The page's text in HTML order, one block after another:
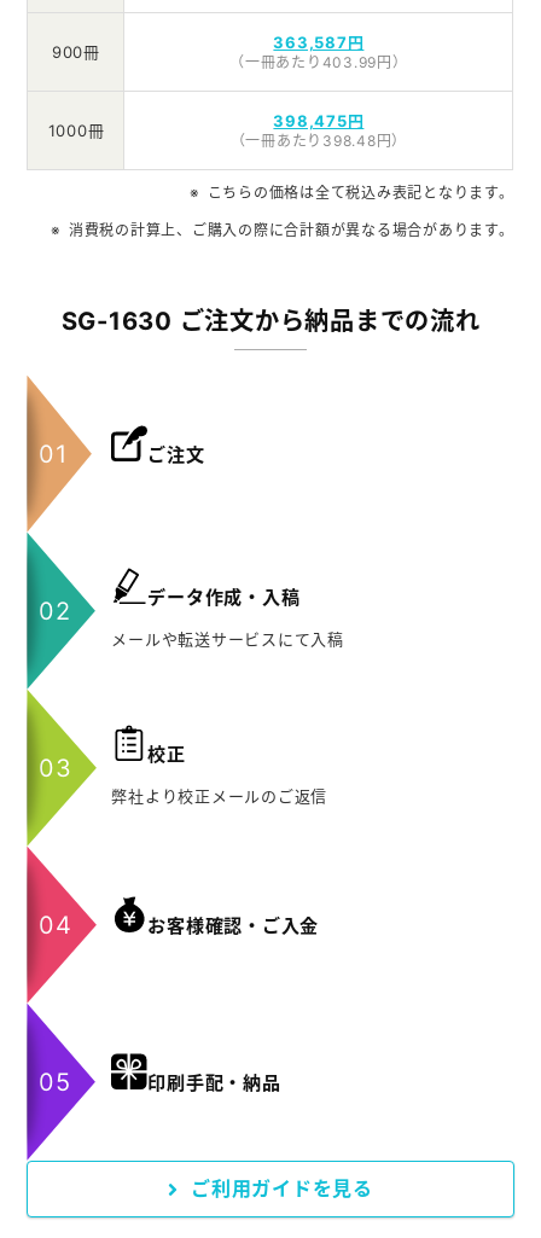
900冊 363,587円
（一冊あたり403.99円）
1000冊 398,475円
（一冊あたり398.48円）
こちらの価格は全て税込み表記となります。
消費税の計算上、ご購入の際に合計額が異なる場合があります。
SG-1630 ご注文から納品までの流れ
ご注文
データ作成・入稿
メールや転送サービスにて入稿
校正
弊社より校正メールのご返信
お客様確認・ご入金
印刷手配・納品
ご利用ガイドを見る